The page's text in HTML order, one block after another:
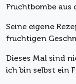
Fruchtbombe aus
Seine eigene
fruchtigen
Dieses Mal sind
ich bin selbst ein